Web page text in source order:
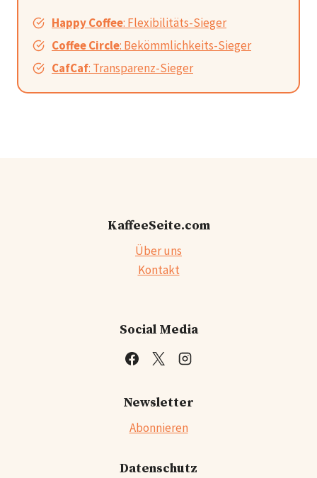
Happy Coffee: Flexibilitäts-Sieger
Coffee Circle: Bekömmlichkeits-Sieger
CafCaf: Transparenz-Sieger
KaffeeSeite.com
Über uns
Kontakt
Social Media
Newsletter
Abonnieren
Datenschutz